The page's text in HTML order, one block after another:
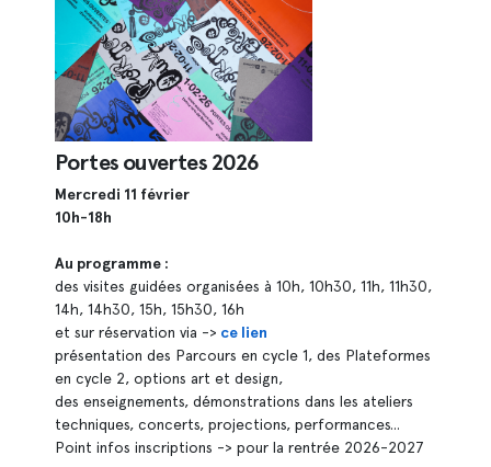
Portes ouvertes 2026
Mercredi 11 février
10h-18h
Au programme :
des visites guidées organisées à 10h, 10h30, 11h, 11h30,
14h, 14h30, 15h, 15h30, 16h
et sur réservation via -> ce lien
présentation des Parcours en cycle 1, des Plateformes
en cycle 2, options art et design,
des enseignements, démonstrations dans les ateliers
techniques, concerts, projections, performances...
Point infos inscriptions -> pour la rentrée 2026-2027